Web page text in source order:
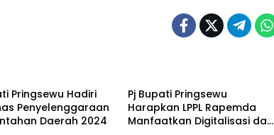
Pringsewu Hadiri
Penyelenggaraan
Daerah 2024
Pj Bupati Pringsewu
Harapkan LPPL Rapemda
Manfaatkan Digitalisasi dan
Politik